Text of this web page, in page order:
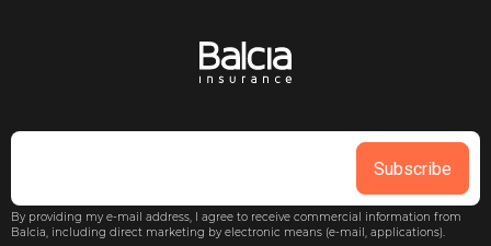
Subscribe
By providing my e-mail address, I agree to receive commercial information from
Balcia, including direct marketing by electronic means (e-mail, applications).